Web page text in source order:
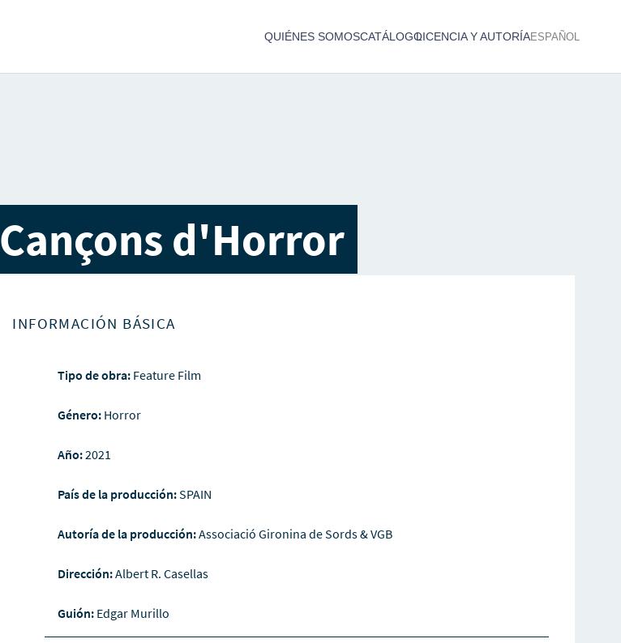
QUIÉNES SOMOSCATÁLOGOLICENCIA Y AUTORÍAESPAÑOL
Cançons d'Horror
INFORMACIÓN BÁSICA
Tipo de obra: Feature Film
Género: Horror
Año:2021
País de la producción:SPAIN
Autoría de la producción:Associació Gironina de Sords & VGB
Dirección:Albert R. Casellas
Guión: Edgar Murillo